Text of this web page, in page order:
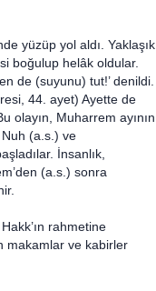
yüzüp yol aldı. Yaklaşık
boğulup helâk oldular.
de (suyunu) tut!’ denildi.
44. ayet) Ayette de
olayın, Muharrem ayının
(a.s.) ve
İnsanlık,
(a.s.) sonra
rahmetine
makamlar ve kabirler